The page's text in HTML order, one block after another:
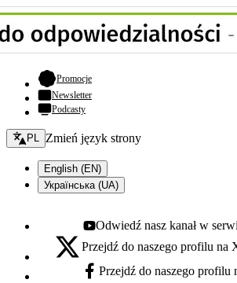
Promocje- otwiera się w nowej karcie
Newsletter
Podcasty
Zmień język - bieżący:
PL Zmień język strony
English (EN)
Українська (UA)
Youtube - otwiera się w nowej karcie
Odwiedź nasz kanał w
X - otwiera się w nowej karcie
Przejdź do naszego profilu na
Facebook - otwiera się w nowej karcie
Przejdź do naszego profilu